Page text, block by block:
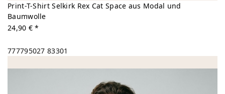
Print-T-Shirt Selkirk Rex Cat Space aus Modal und
Baumwolle
24,90 € *
777795027 83301